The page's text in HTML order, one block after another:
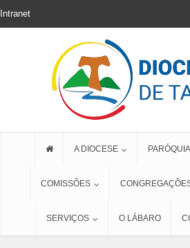
Intranet
A DIOCESE
COMISSÕES
SERVIÇOS O LÁBARO